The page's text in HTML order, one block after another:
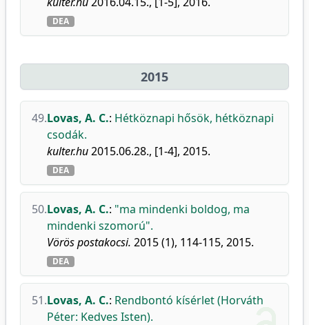
DEA
2015
49.Lovas, A. C.: Hétköznapi hősök, hétköznapi
csodák.
kulter.hu2015.06.28., [1-4], 2015.
DEA
50.Lovas, A. C.: "ma mindenki boldog, ma
mindenki szomorú".
Vörös postakocsi. 2015 (1), 114-115, 2015.
DEA
51.Lovas, A. C.: Rendbontó kísérlet (Horváth
Péter: Kedves Isten).